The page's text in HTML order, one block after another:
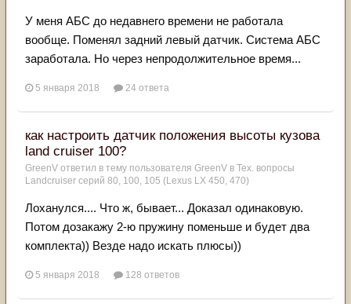
У меня АБС до недавнего времени не работала
вообще. Поменял задний левый датчик. Система АБС
заработала. Но через непродолжительное время...
5 января 2018 24 ответа
как настроить датчик положения высоты кузова
land cruiser 100?
GreenV ответил в тему пользователя GreenV в Тех. вопросы
Landcruiser серий 80, 100, 105 (Lexus LX 450, 470)
Лоханулся.... Что ж, бывает... Доказал одинаковую.
Потом дозакажу 2-ю пружину поменьше и будет два
комплекта)) Везде надо искать плюсы))
5 января 2018 128 ответов